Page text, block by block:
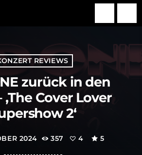
REVIEWS
zurück in den
‚The Cover Lover
2‘
2024 357 4 5